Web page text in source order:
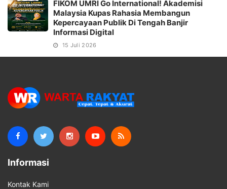
FIKOM UMRI Go International! Akademisi
Malaysia Kupas Rahasia Membangun
Kepercayaan Publik Di Tengah Banjir
Informasi Digital
15 Juli 2026
Informasi
Kontak Kami